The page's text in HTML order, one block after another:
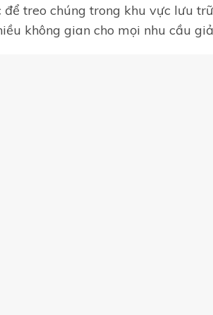
để treo chúng trong khu vực lưu
không gian cho mọi nhu cầu